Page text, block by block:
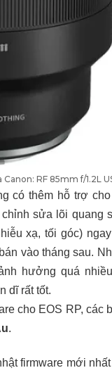
RF 85mm f/1.2L
có thêm hỗ trợ
chỉnh sửa lõi quang
xạ, tối góc)
vào tháng sau.
hưởng quá
dĩ rất tốt.
cho EOS RP, các
.
firmware mới